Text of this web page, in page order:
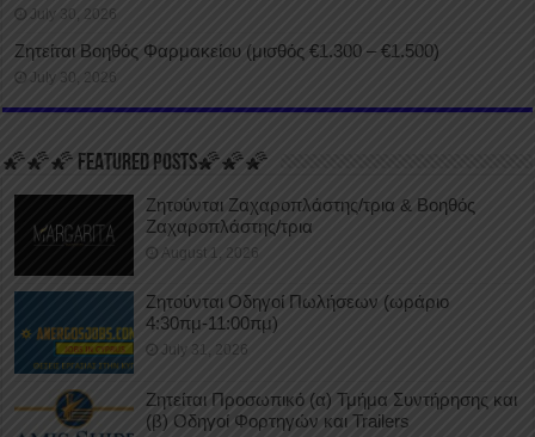
July 30, 2026
Ζητείται Βοηθός Φαρμακείου (μισθός €1.300 – €1.500)
July 30, 2026
🌠🌠🌠 FEATURED POSTS🌠🌠🌠
Ζητούνται Ζαχαροπλάστης/τρια & Βοηθός
Ζαχαροπλάστης/τρια
August 1, 2026
Ζητούνται Οδηγοί Πωλήσεων (ωράριο
4:30πμ-11:00πμ)
July 31, 2026
Ζητείται Προσωπικό (α) Τμήμα Συντήρησης και
(β) Οδηγοί Φορτηγών και Trailers